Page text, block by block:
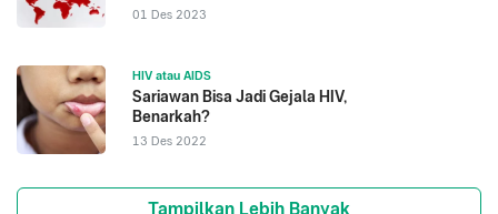
01 Des 2023
HIV atau AIDS
Sariawan Bisa Jadi Gejala HIV,
Benarkah?
13 Des 2022
Tampilkan Lebih Banyak